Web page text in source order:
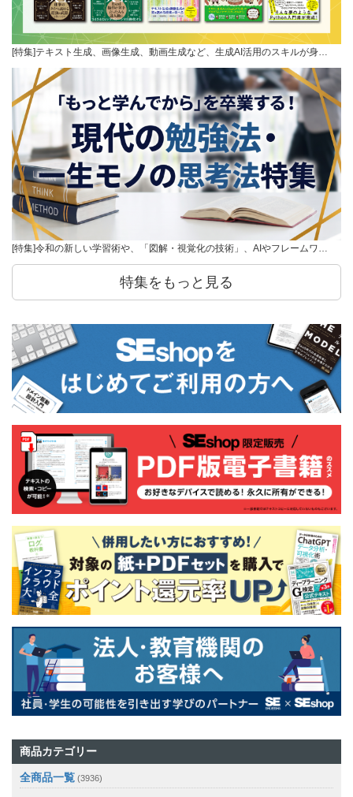
[特集]テキスト生成、画像生成、動画生成など、生成AI活用のスキルが身…
[特集]令和の新しい学習術や、「図解・視覚化の技術」、AIやフレームワ…
特集をもっと見る
商品カテゴリー
全商品一覧 (3936)